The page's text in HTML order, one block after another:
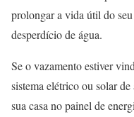
prolongar a vida útil do
desperdício de água.
Se o vazamento estiver
sistema elétrico ou solar
sua casa no painel de